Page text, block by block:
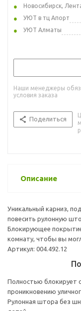
Новосибирск,
УЮТ в тц Апорт
УЮТ Алматы
Наши менеджеры
условия заказа
Поделиться
Описание
Уникальный карниз,
повесить рулонную
Блокирующее
комнату, чтобы вы
Артикул: 004.492.12
Полностью блокирует
проникновению
Рулонная штора без